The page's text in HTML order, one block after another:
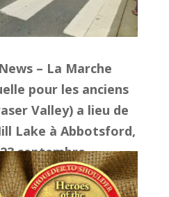
– La Marche
pour les anciens
Valley) a lieu de
Lake à Abbotsford,
septembre.